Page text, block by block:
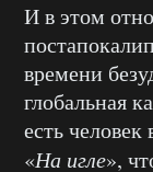
И в этом
времени
глобальная
есть
«На игле»,